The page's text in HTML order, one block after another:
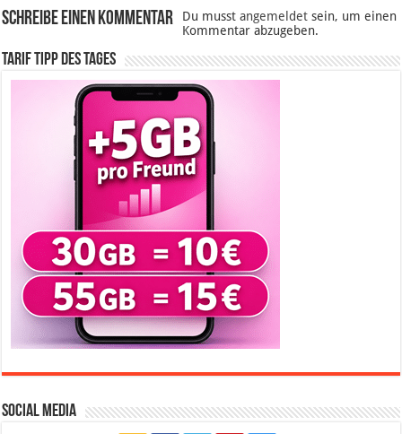
Schreibe einen Kommentar Du musstangemeldet sein, um einen
Kommentar abzugeben.
Tarif Tipp des Tages
Social Media